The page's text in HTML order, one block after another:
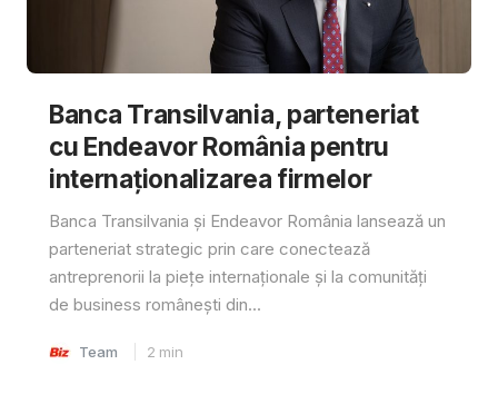
Banca Transilvania, parteneriat
cu Endeavor România pentru
internaționalizarea firmelor
Banca Transilvania și Endeavor România lansează un
parteneriat strategic prin care conectează
antreprenorii la piețe internaționale și la comunități
de business românești din...
Team 2 min